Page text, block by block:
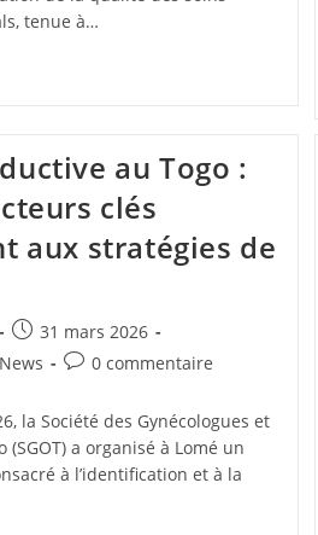
tenue à…
au Togo :
clés
aux stratégies de
31 mars 2026
News 0 commentaire
la Société des Gynécologues et
a organisé à Lomé un
à l’identification et à la